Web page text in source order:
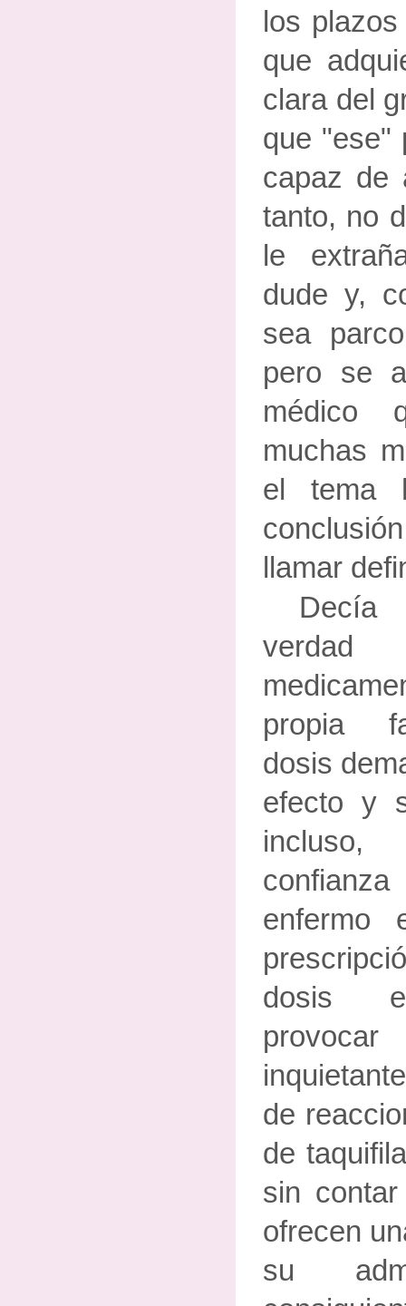
los
que
clara del
que "ese"
capaz de
tanto, no
le
dude y,
sea
pero se
médico
muchas
el tema
llamar
Decía
propia
dosis
efecto y
enfermo
dosis
de
de
sin
ofrecen
su